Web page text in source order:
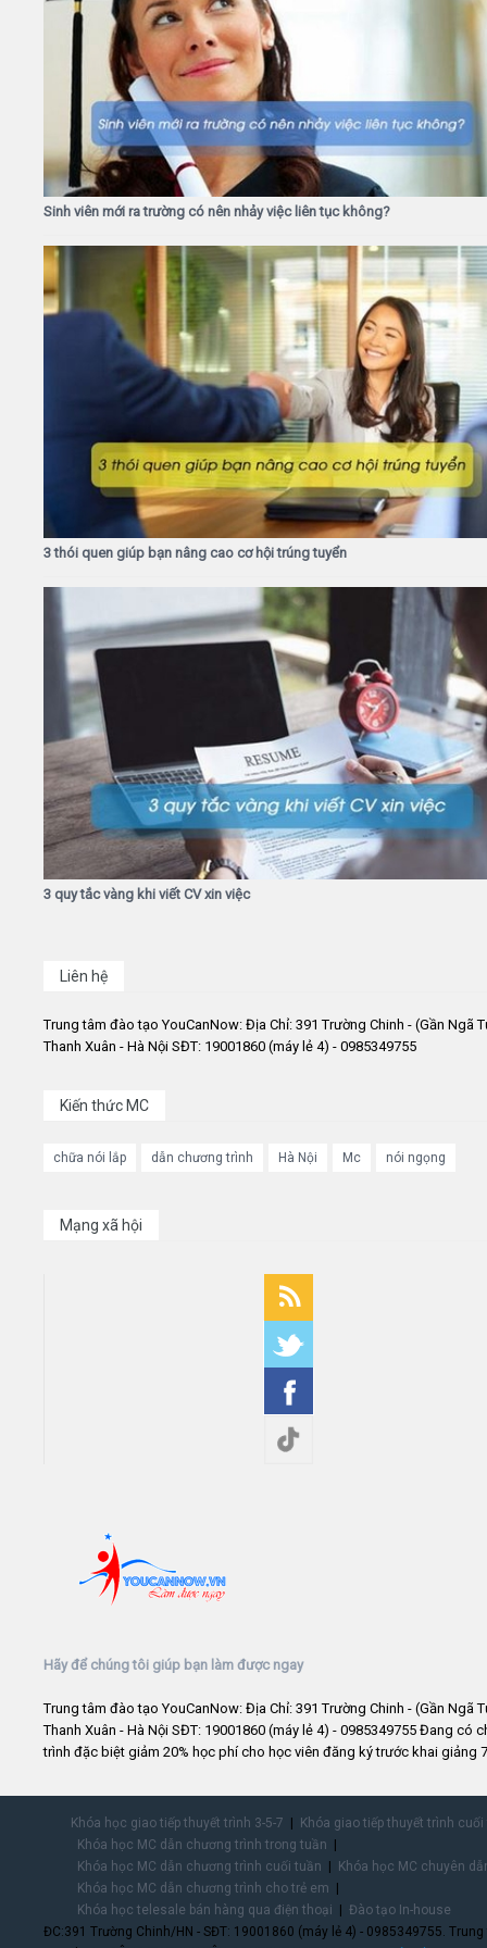
Sinh viên mới ra trường có nên nhảy việc liên tục không?
3 thói quen giúp bạn nâng cao cơ hội trúng tuyển
3 quy tắc vàng khi viết CV xin việc
Liên hệ
Trung tâm đào tạo YouCanNow: Địa Chỉ: 391 Trường Chinh - (Gần Ngã
Thanh Xuân - Hà Nội SĐT: 19001860 (máy lẻ 4) - 0985349755
Kiến thức MC
chữa nói lắp dẫn chương trình Hà Nội Mc nói ngọng
Mạng xã hội
Hãy để chúng tôi giúp bạn làm được ngay
Trung tâm đào tạo YouCanNow: Địa Chỉ: 391 Trường Chinh - (Gần Ngã
Thanh Xuân - Hà Nội SĐT: 19001860 (máy lẻ 4) - 0985349755 Đang có
trình đặc biệt giảm 20% học phí cho học viên đăng ký trước khai giảng
Khóa học giao tiếp thuyết trình 3-5-7
Khóa giao tiếp thuyết trình
Khóa học MC dẫn chương trình trong tuần
Khóa học MC dẫn chương trình cuối tuần
Khóa học MC chuyên
Khóa học MC dẫn chương trình cho trẻ em
Khóa học telesale bán hàng qua điện thoại
Đào tạo In-house
ĐC:391 Trường Chinh/HN - SĐT: 19001860 (máy lẻ 4) - 0985349755.